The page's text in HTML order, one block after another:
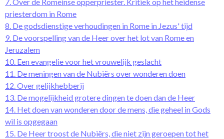
priesterdom in Rome
8. De godsdienstige verhoudingen in Rome in Jezus' tijd
9. De voorspelling van de Heer over het lot van Rome en
Jeruzalem
10. Een evangelie voor het vrouwelijk geslacht
11. De meningen van de Nubiërs over wonderen doen
12. Over gelijkhebberij
13. De mogelijkheid grotere dingen te doen dan de Heer
14. Het doen van wonderen door de mens, die geheel in Gods
wil is opgegaan
15. De Heer troost de Nubiërs, die niet zijn geroepen tot het